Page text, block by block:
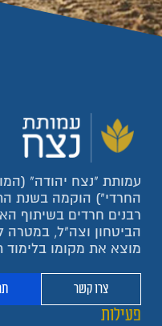
עמותת "נצח יהודה"
רבנים חרדים בשיתוף
הביטחון וצה"ל, במטרה
מוצא את מקומו בלימוד
צרו קשר
פעילות